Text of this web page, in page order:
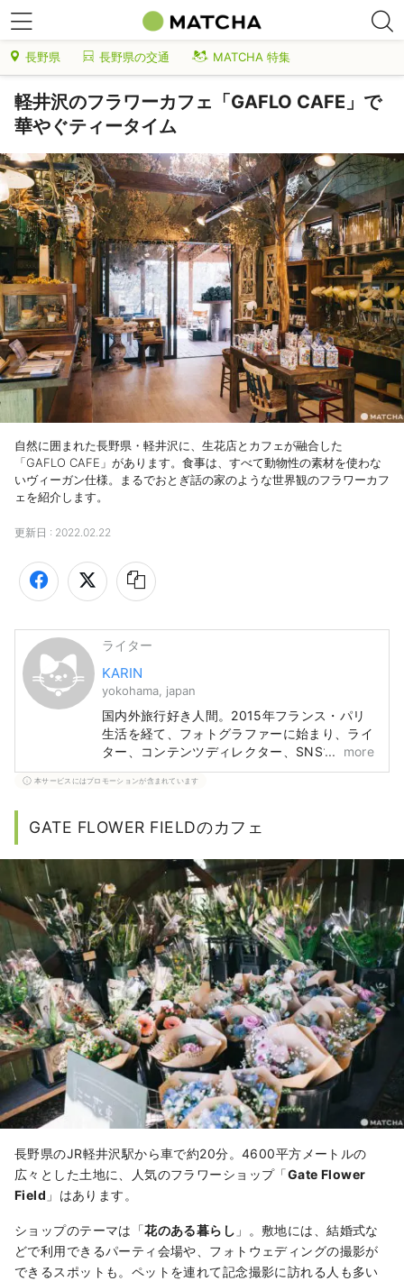
長野県 長野県の交通 MATCHA 特集
軽井沢のフラワーカフェ「GAFLO CAFE」で
華やぐティータイム
自然に囲まれた長野県・軽井沢に、生花店とカフェが融合した
「GAFLO CAFE」があります。食事は、すべて動物性の素材を使わな
いヴィーガン仕様。まるでおとぎ話の家のような世界観のフラワーカフ
ェを紹介します。
更新日 : 2022.02.22
ライター
KARIN
yokohama, japan
国内外旅行好き人間。2015年フランス・パリ
生活を経て、フォトグラファーに始まり、ライ
ター、コンテンツディレクター、SNSマーケ
と幅を広げてパラレルキャリアを邁進。週末は
黒帯を締めて稽古に励んでおります。
more
本サービスにはプロモーションが含まれています
GATE FLOWER FIELDのカフェ
長野県のJR軽井沢駅から車で約20分。4600平方メートルの
広々とした土地に、人気のフラワーショップ「Gate Flower
Field 」はあります。
ショップのテーマは「花のある暮らし 」。敷地には、結婚式な
どで利用できるパーティ会場や、フォトウェディングの撮影が
できるスポットも。ペットを連れて記念撮影に訪れる人も多い